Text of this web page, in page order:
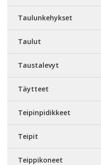
Taulunkehykset
Taulut
Taustalevyt
Täytteet
Teipinpidikkeet
Teipit
Teippikoneet